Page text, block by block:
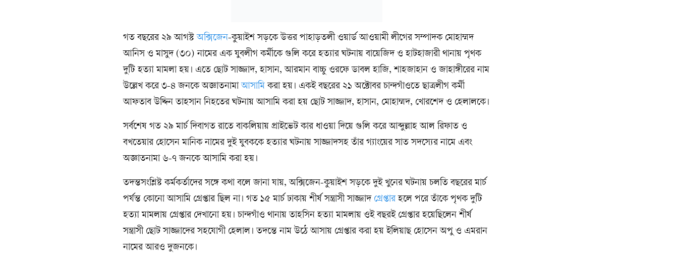
গত বছরের ২৯ আগস্টঅক্সিজেন-কুয়াইশ সড়কে উত্তর পাহাড়তলী ওয়ার্ড আওয়ামী লীগের সম্পাদক মোহাম্মদ
আনিস ও মাসুদ (৩০) নামের এক যুবলীগ কর্মীকে গুলি করে হত্যার ঘটনায় বায়েজিদ ও হাটহাজারী থানায় পৃথক
দুটি হত্যা মামলা হয়। এতে ছোট সাজ্জাদ, হাসান, আরমান বাচ্চু ওরফে ডাবল হাজি, শাহজাহান ও জাহাঙ্গীরের নাম
উল্লেখ করে ৩-৪ জনকে অজ্ঞাতনামাআসামি করা হয়। একই বছরের ২১ অক্টোবর চান্দগাঁওতে ছাত্রলীগ কর্মী
আফতাব উদ্দিন তাহসান নিহতের ঘটনায় আসামি করা হয় ছোট সাজ্জাদ, হাসান, মোহাম্মদ, খোরশেদ ও হেলালকে।
সর্বশেষ গত ২৯ মার্চ দিবাগত রাতে বাকলিয়ায় প্রাইভেট কার ধাওয়া দিয়ে গুলি করে আব্দুল্লাহ আল রিফাত ও
বখতেয়ার হোসেন মানিক নামের দুই যুবককে হত্যার ঘটনায় সাজ্জাদসহ তাঁর গ্যাংয়ের সাত সদস্যের নামে এবং
অজ্ঞাতনামা ৬-৭ জনকে আসামি করা হয়।
তদন্তসংশ্লিষ্ট কর্মকর্তাদের সঙ্গে কথা বলে জানা যায়, অক্সিজেন-কুয়াইশ সড়কে দুই খুনের ঘটনায় চলতি বছরের মার্চ
পর্যন্ত কোনো আসামি গ্রেপ্তার ছিল না। গত ১৫ মার্চ ঢাকায় শীর্ষ সন্ত্রাসী সাজ্জাদ গ্রেপ্তারহলে পরে তাঁকে পৃথক দুটি
হত্যা মামলায় গ্রেপ্তার দেখানো হয়। চান্দগাঁও থানায় তাহসিন হত্যা মামলায় ওই বছরই গ্রেপ্তার হয়েছিলেন শীর্ষ
সন্ত্রাসী ছোট সাজ্জাদের সহযোগী হেলাল। তদন্তে নাম উঠে আসায় গ্রেপ্তার করা হয় ইলিয়াছ হোসেন অপু ও এমরান
নামের আরও দুজনকে।